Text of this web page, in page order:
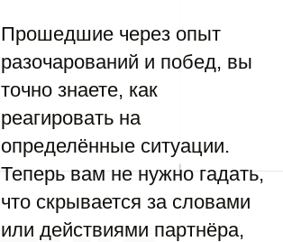
Прошедшие через опыт
разочарований и побед, вы
точно знаете, как
реагировать на
определённые ситуации.
Теперь вам не нужно гадать,
что скрывается за словами
или действиями партнёра,